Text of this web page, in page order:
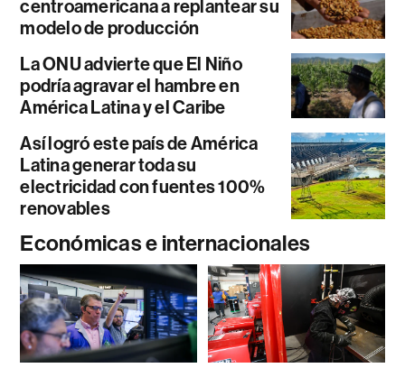
centroamericana a replantear su
modelo de producción
La ONU advierte que El Niño
podría agravar el hambre en
América Latina y el Caribe
Así logró este país de América
Latina generar toda su
electricidad con fuentes 100%
renovables
Económicas e internacionales